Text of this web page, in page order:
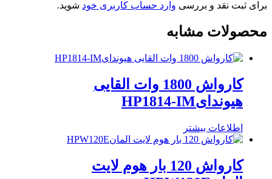
برای ثبت نقد و بررسی وارد حساب کاربری خود شوید.
محصولات مشابه
کارواش 1800 وات القایی
هیوندایHP1814-IM
اطلاعات بیشتر
کارواش 120 بار هوم لایت